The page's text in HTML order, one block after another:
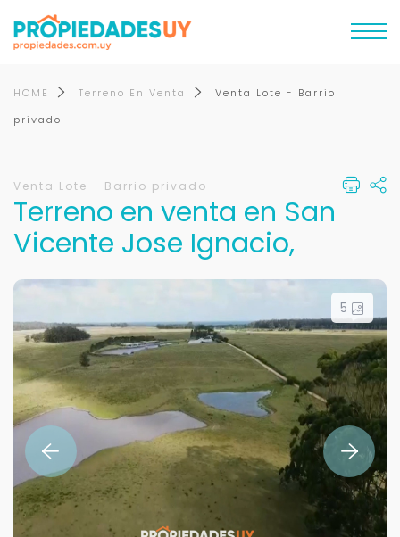
HOME Terreno En Venta
Venta Lote - Barrio
privado
Venta Lote - Barrio privado
Terreno en venta en San
Vicente Jose Ignacio,
5